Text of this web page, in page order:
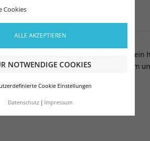
Cookies
ALLE AKZEPTIEREN
NOTWENDIGE COOKIES
Cookie Einstellungen
Datenschutz Impressum
Feuchtigkeitstransport und
sorgen für eine komfortable Passform